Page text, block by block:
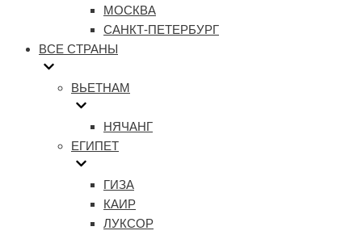
МОСКВА
САНКТ-ПЕТЕРБУРГ
ВСЕ СТРАНЫ
ВЬЕТНАМ
НЯЧАНГ
ЕГИПЕТ
ГИЗА
КАИР
ЛУКСОР